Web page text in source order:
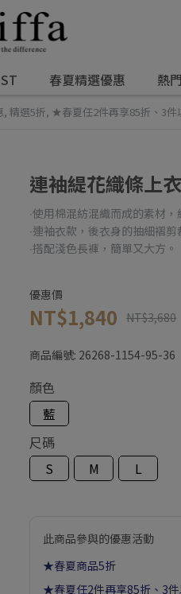
春夏精選優惠 熱
, 精選5折, ★春夏任2件再享85折、3件
連袖緹花織條上衣
∙使用棉混紡混織而成的素材
∙連袖衣款，後衣身的抽細褶剪
∙搭配淺色長褲，簡單又大方。
優惠價
NT$1,840 NT$3,680
商品編號: 26268-1154-95-36
顏色
藍
尺碼
S
M L
此商品參與的優惠活動
★春夏商品5折
★春夏任2件再享85折、3